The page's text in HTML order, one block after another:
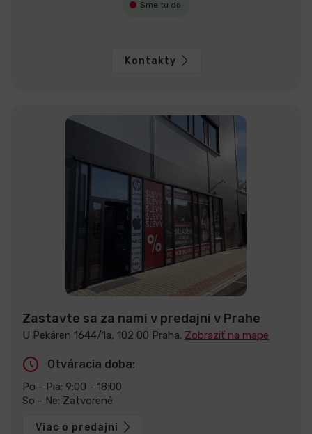
Sme tu do
Kontakty
Zastavte sa za nami v predajni v Prahe
U Pekáren 1644/1a, 102 00 Praha. Zobraziť na mape
Otváracia doba:
Po - Pia: 9:00 - 18:00
So - Ne: Zatvorené
Viac o predajni